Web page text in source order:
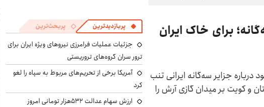
برای خاک ایران
درباره جزایر سه‌گانه ایرانی تنب
و کویت بر میدان گازی آرش را
پربازدیدترین پربحث‌ترین
جزئیات عملیات فرامرزی نیروهای ویژه ایران برای
ترور سران گروه‌های تروریستی
آمریکا برخی از تحریم‌های مربوط به سپاه را لغو
کرد
ارزش سهام عدالت ۵۳۲هزار تومانی امروز